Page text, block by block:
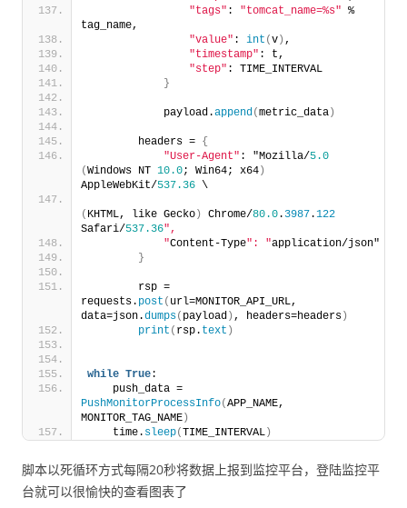
"tags" : "tomcat_name=%s" %
tag_name,
"value" : int (v ) ,
"timestamp" : t,
"step" : TIME_INTERVAL
}
            payload.
append(metric_data )
        headers =
{
"User-Agent" : "Mozilla/5.0
(Windows NT 10.0; Win64; x64 )
AppleWebKit/537.36 \
( KHTML, like Gecko ) Chrome/80.0. 3987.122
Safari/537.36",
            "
Content-Type": "application/json"
}
        rsp =
requests. post ( url=MONITOR_API_URL,
data=json.dumps( payload ) , headers=headers )
print ( rsp. text )
while True:
PushMonitorProcessInfo(APP_NAME,
MONITOR_TAG_NAME )
    time.
sleep(TIME_INTERVAL )
脚本以死循环方式每隔20秒将数据上报到监控平台，登陆监控平
台就可以很愉快的查看图表了